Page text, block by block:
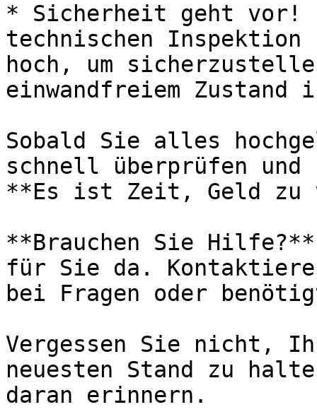
* Sicherheit geht vor!
technischen Inspektion
hoch, um
einwandfreiem Zustand
Sobald Sie alles
schnell überprüfen
**Es ist Zeit, Geld zu
**Brauchen Sie
für Sie da.
bei Fragen oder
Vergessen Sie nicht,
neuesten Stand zu
daran erinnern.